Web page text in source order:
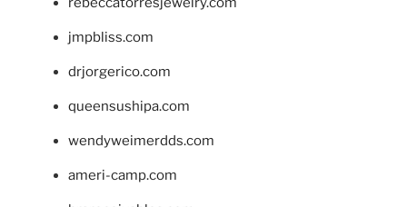
jmpbliss.com
drjorgerico.com
queensushipa.com
wendyweimerdds.com
ameri-camp.com